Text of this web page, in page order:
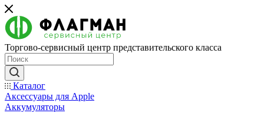
Торгово-сервисный центр представительского класса
Каталог
Аксессуары для Apple
Аккумуляторы